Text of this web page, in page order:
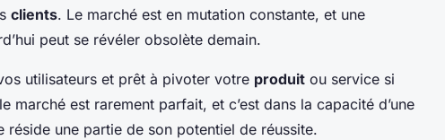
clients. Le marché est en mutation constante, et une
peut se révéler obsolète demain.
utilisateurs et prêt à pivoter votre produit ou service si
marché est rarement parfait, et c’est dans la capacité d’une
une partie de son potentiel de réussite.